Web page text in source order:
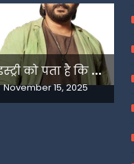
इ
ंडस्ट्री को पता है कि मैं कहीं नहीं जाने वाला-अरशद वारसी
Posted
on
November 15, 2025